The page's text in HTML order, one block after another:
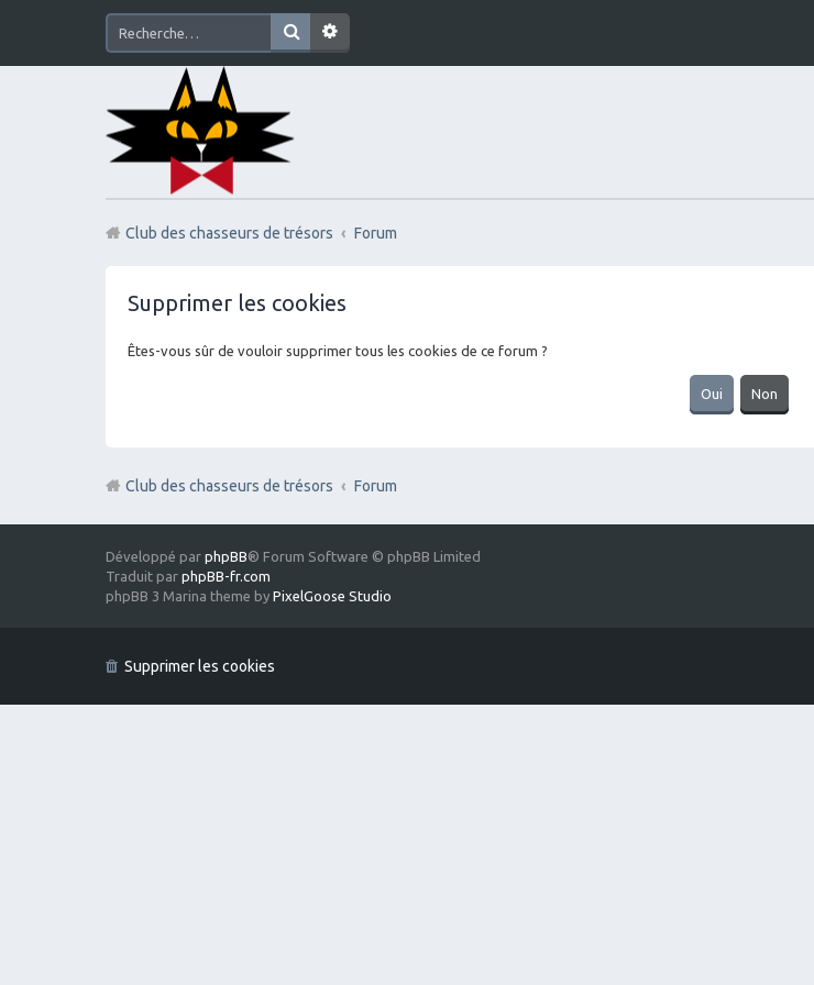
Club des chasseurs de trésors Forum
Supprimer les cookies
Êtes-vous sûr de vouloir supprimer tous les cookies de ce forum ?
Club des chasseurs de trésors Forum
Développé par phpBB® Forum Software © phpBB Limited
Traduit par phpBB-fr.com
phpBB 3 Marina theme by PixelGoose Studio
Supprimer les cookies